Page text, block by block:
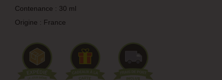
Contenance : 30 ml
Origine : France